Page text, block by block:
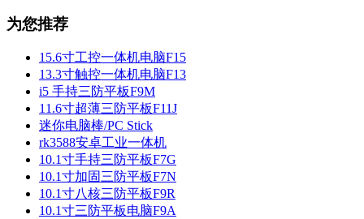
为您推荐
15.6寸工控一体机电脑F15
13.3寸触控一体机电脑F13
i5 手持三防平板F9M
11.6寸超薄三防平板F11J
迷你电脑棒/PC Stick
rk3588安卓工业一体机
10.1寸手持三防平板F7G
10.1寸加固三防平板F7N
10.1寸八核三防平板F9R
10.1寸三防平板电脑F9A